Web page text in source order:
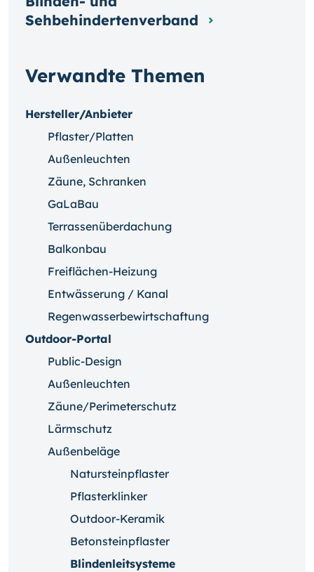
Verwandte Themen
Hersteller/Anbieter
Pflaster/Platten
Außenleuchten
Zäune, Schranken
GaLaBau
Terrassenüberdachung
Balkonbau
Freiflächen-Heizung
Entwässerung / Kanal
Regenwasserbewirtschaftung
Outdoor-Portal
Public-Design
Außenleuchten
Zäune/Perimeterschutz
Lärmschutz
Außenbeläge
Natursteinpflaster
Pflasterklinker
Outdoor-Keramik
Betonsteinpflaster
Blindenleitsysteme
Sehbehindertenverband